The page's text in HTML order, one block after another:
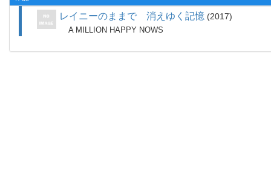
レイニーのままで 消えゆく記憶 2017
A MILLION HAPPY NOWS